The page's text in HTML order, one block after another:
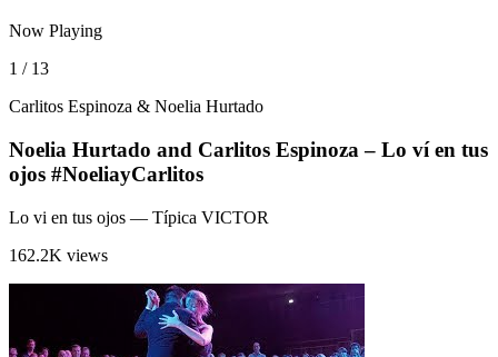
Now Playing
1 / 13
Carlitos Espinoza & Noelia Hurtado
Noelia Hurtado and Carlitos Espinoza – Lo ví en tus
ojos #NoeliayCarlitos
Lo vi en tus ojos — Típica VICTOR
162.2K views